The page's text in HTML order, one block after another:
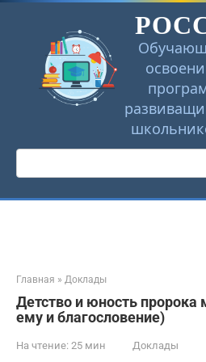
Перейти
Поиск:
Главная » Доклады
Детство и юность
ему и благословение)
На чтение: 25 мин Доклады